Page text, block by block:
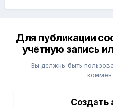
Для публикации
учётную запись
Вы должны быть
Создать